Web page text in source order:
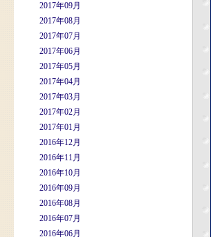
2017年09月
2017年08月
2017年07月
2017年06月
2017年05月
2017年04月
2017年03月
2017年02月
2017年01月
2016年12月
2016年11月
2016年10月
2016年09月
2016年08月
2016年07月
2016年06月